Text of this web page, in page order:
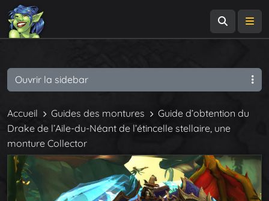
Accueil Guides des montures
Guide d’obtention du
Drake de l’Aile-du-Néant de l’étincelle stellaire, une
monture Collector
Ouvrir la sidebar